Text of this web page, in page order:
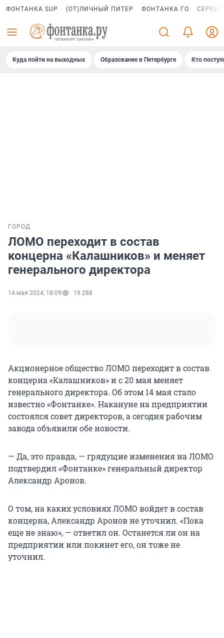
ФОНТАНКА SUP (ОТ)ЛИЧНЫЙ ПИТЕР ФОНТАНКА ГО
Куда пойти на выходных Образование в Петербурге Кто
ГОРОД
ЛОМО переходит в состав
концерна «Калашников» и меняет
генерального директора
14 мая 2024, 18:09 19 288
Акционерное общество ЛОМО переходит в состав
концерна «Калашников» и с 20 мая меняет
генерального директора. Об этом 14 мая стало
известно «Фонтанке». Накануне на предприятии
состоялся совет директоров, а сегодня рабочим
завода объявили обе новости.
— Да, это правда, — грядущие изменения на ЛОМО
подтвердил «Фонтанке» генеральный директор
Александр Аронов.
О том, на каких условиях ЛОМО войдет в состав
концерна, Александр Аронов не уточнил. «Пока
еще не знаю», — ответил он. Останется ли он на
предприятии или покинет его, он тоже не
уточнил.